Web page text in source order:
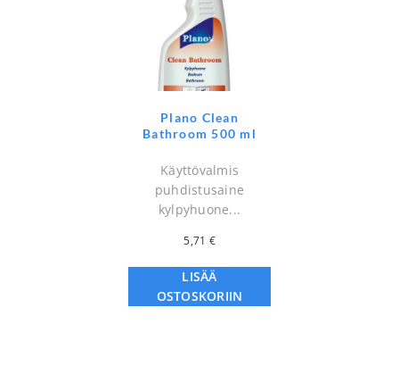
Plano Clean
Bathroom 500 ml
Käyttövalmis
puhdistusaine
kylpyhuone...
5,71 €
LISÄÄ
OSTOSKORIIN